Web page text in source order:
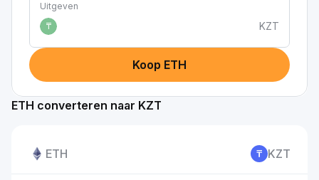
Uitgeven
₸
KZT
Koop ETH
ETH converteren naar KZT
ETH KZT